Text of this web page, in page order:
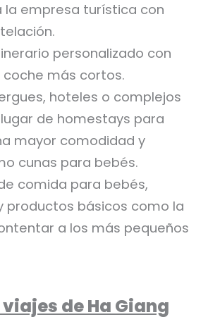
la empresa turística con
personalizado con
más cortos.
hoteles o complejos
de homestays para
mayor comodidad y
cunas para bebés.
comida para bebés,
productos básicos como la
a los más pequeños
de Ha Giang